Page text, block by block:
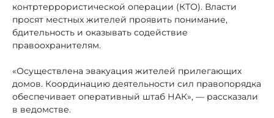
контртеррористической операции (КТО). Власти
просят местных жителей проявить понимание,
бдительность и оказывать содействие
правоохранителям.
«Осуществлена эвакуация жителей прилегающих
домов. Координацию деятельности сил правопорядка
обеспечивает оперативный штаб НАК», — рассказали
в ведомстве.